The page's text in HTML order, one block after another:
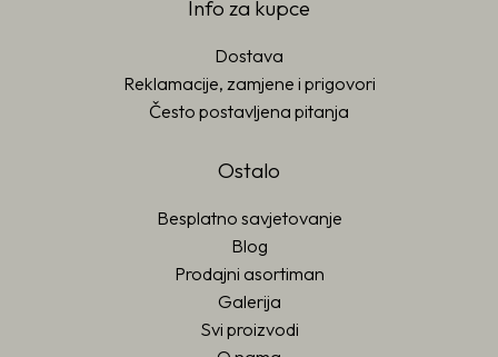
Info za kupce
Dostava
Reklamacije, zamjene i prigovori
Često postavljena pitanja
Ostalo
Besplatno savjetovanje
Blog
Prodajni asortiman
Galerija
Svi proizvodi